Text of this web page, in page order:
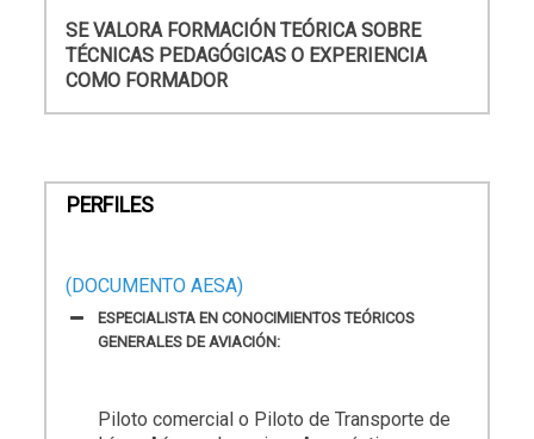
SE VALORA FORMACIÓN TEÓRICA SOBRE
TÉCNICAS PEDAGÓGICAS O EXPERIENCIA
COMO FORMADOR
PERFILES
(DOCUMENTO AESA)
ESPECIALISTA EN CONOCIMIENTOS TEÓRICOS
GENERALES DE AVIACIÓN:
Piloto comercial o Piloto de Transporte de